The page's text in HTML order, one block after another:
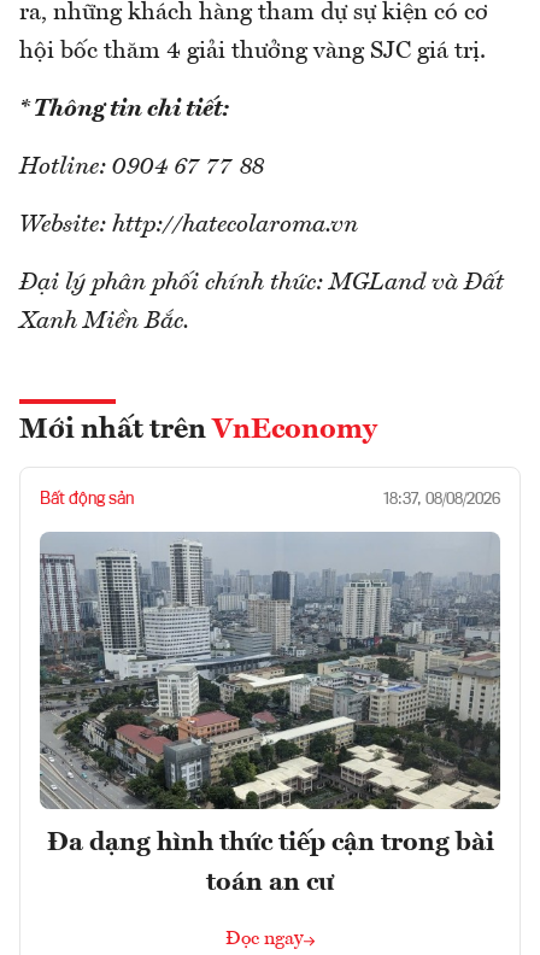
ra, những khách hàng tham dự sự kiện có cơ
hội bốc thăm 4 giải thưởng vàng SJC giá trị.
* Thông tin chi tiết:
Hotline: 0904 67 77 88
Website: http://hatecolaroma.vn
Đại lý phân phối chính thức: MGLand và Đất
Xanh Miền Bắc.
Mới nhất trên VnEconomy
Bất động sản 18:37, 08/08/2026
Đa dạng hình thức tiếp cận trong bài
toán an cư
Đọc ngay